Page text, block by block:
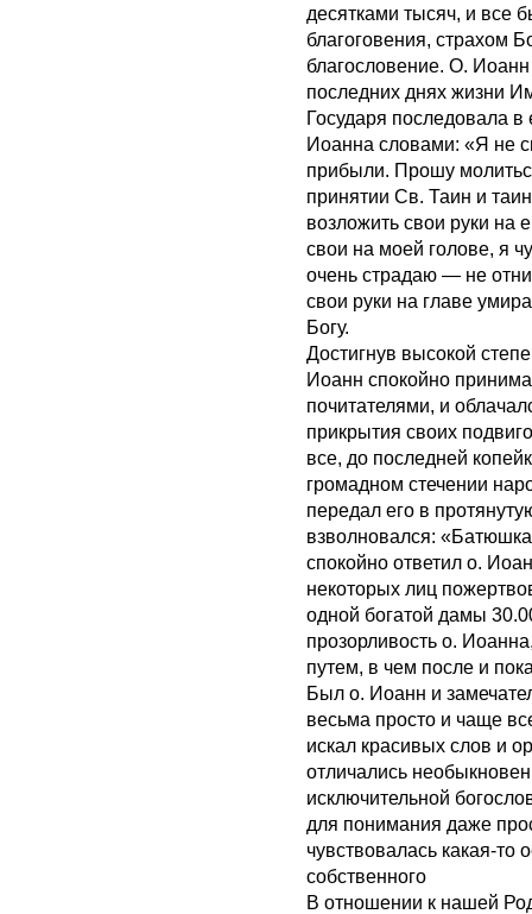
десятками тысяч, и все
благоговения, страхом
благословение. О.
последних днях жизни
Государя последовала в
Иоанна словами: «Я не
прибыли. Прошу
принятии Св. Таин и
возложить свои руки на
свои на моей голове, я
очень страдаю — не
свои руки на главе
Богу.
Достигнув высокой
Иоанн спокойно
почитателями, и
прикрытия своих
все, до последней
громадном стечении
передал его в
взволновался:
спокойно ответил о.
некоторых лиц
одной богатой дамы
прозорливость о.
путем, в чем после и
Был о. Иоанн и
весьма просто и чаще
искал красивых слов и
отличались
исключительной
для понимания даже
чувствовалась какая-то
собственного
В отношении к нашей